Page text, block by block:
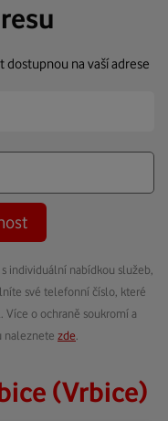
na vaší adrese
individuální nabídkou služeb,
své telefonní číslo, které
o ochraně soukromí a
naleznete zde
(Vrbice)